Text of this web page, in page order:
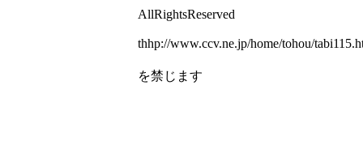
AllRightsReserved
thhp://www.ccv.ne.jp/home/tohou/
を禁じます